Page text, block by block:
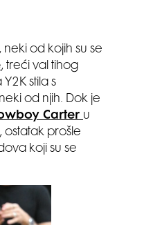
od kojih su se
, treći val tihog
stila s
od njih. Dok je
Carter u
ostatak prošle
koji su se